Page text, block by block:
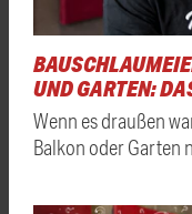
UND GARTEN:
Wenn es draußen
Balkon oder Garten